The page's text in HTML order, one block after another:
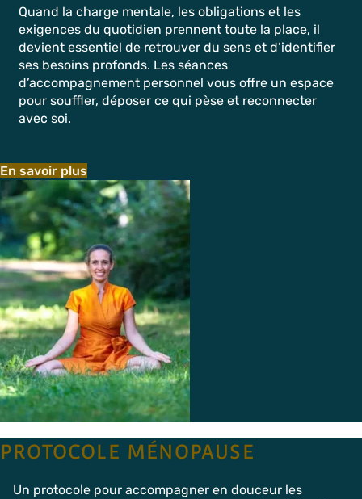
Quand la charge mentale, les obligations et les
exigences du quotidien prennent toute la place, il
devient essentiel de retrouver du sens et d’identifier
ses besoins profonds. Les séances
d’accompagnement personnel vous offre un espace
pour souffler, déposer ce qui pèse et reconnecter
avec soi.
En savoir plus
PROTOCOLE MÉNOPAUSE
Un protocole pour accompagner en douceur les